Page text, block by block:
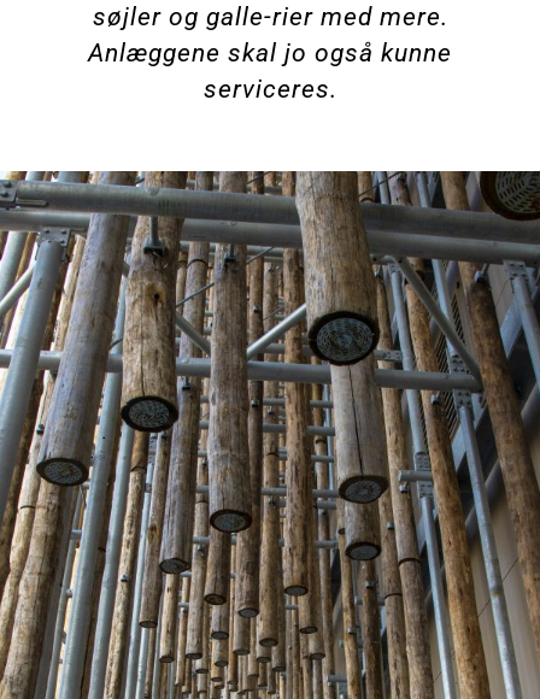
søjler og galle-rier med mere.
Anlæggene skal jo også kunne
serviceres.